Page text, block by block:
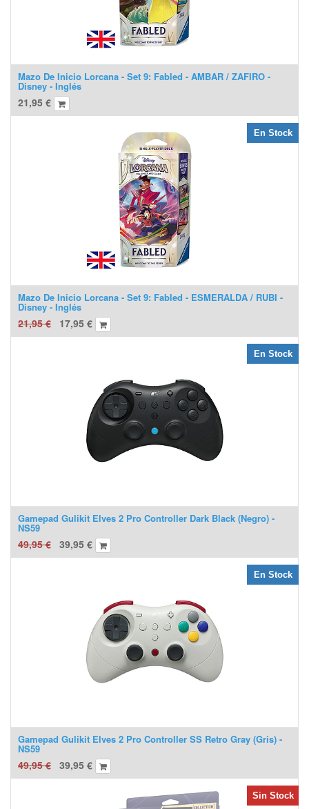
Mazo De Inicio Lorcana - Set 9: Fabled - AMBAR / ZAFIRO -
Disney - Inglés
21,95 €
Mazo De Inicio Lorcana - Set 9: Fabled - ESMERALDA / RUBI -
Disney - Inglés
21,95€ 17,95 €
En Stock
Gamepad Gulikit Elves 2 Pro Controller Dark Black (Negro) -
NS59
49,95€ 39,95 €
En Stock
Gamepad Gulikit Elves 2 Pro Controller SS Retro Gray (Gris) -
NS59
49,95€ 39,95 €
En Stock
Sin Stock